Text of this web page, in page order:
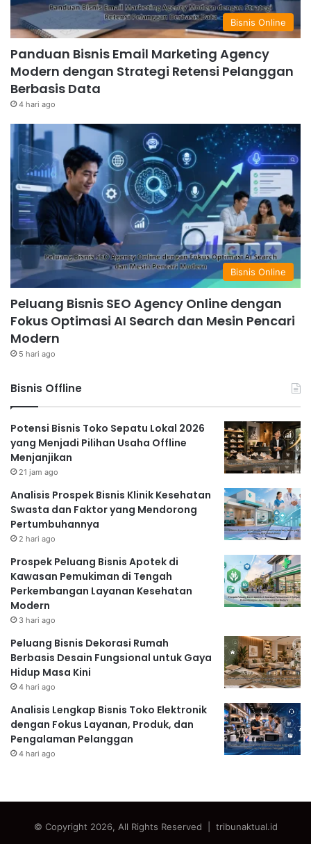
Bisnis Online
Panduan Bisnis Email Marketing Agency
Modern dengan Strategi Retensi Pelanggan
Berbasis Data
4 hari ago
Bisnis Online
Peluang Bisnis SEO Agency Online dengan
Fokus Optimasi AI Search dan Mesin Pencari
Modern
5 hari ago
Bisnis Offline
Potensi Bisnis Toko Sepatu Lokal 2026
yang Menjadi Pilihan Usaha Offline
Menjanjikan
21 jam ago
Analisis Prospek Bisnis Klinik Kesehatan
Swasta dan Faktor yang Mendorong
Pertumbuhannya
2 hari ago
Prospek Peluang Bisnis Apotek di
Kawasan Pemukiman di Tengah
Perkembangan Layanan Kesehatan
Modern
3 hari ago
Peluang Bisnis Dekorasi Rumah
Berbasis Desain Fungsional untuk Gaya
Hidup Masa Kini
4 hari ago
Analisis Lengkap Bisnis Toko Elektronik
dengan Fokus Layanan, Produk, dan
Pengalaman Pelanggan
4 hari ago
© Copyright 2026, All Rights Reserved | tribunaktual.id